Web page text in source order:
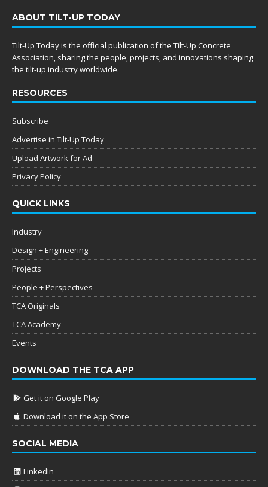
ABOUT TILT-UP TODAY
Tilt-Up Today is the official publication of the Tilt-Up Concrete
Association, sharing the people, projects, and innovations shaping
the tilt-up industry worldwide.
RESOURCES
Subscribe
Advertise in Tilt-Up Today
Upload Artwork for Ad
Privacy Policy
QUICK LINKS
Industry
Design + Engineering
Projects
People + Perspectives
TCA Originals
TCA Academy
Events
DOWNLOAD THE TCA APP
Get it on Google Play
Download it on the App Store
SOCIAL MEDIA
LinkedIn